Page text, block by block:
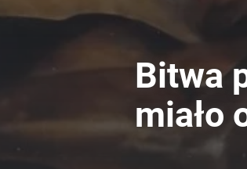
Bitwa
miało